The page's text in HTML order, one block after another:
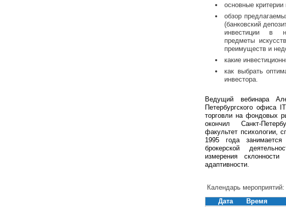
основные
обзор
(банковский
инвестиции в
предметы
преимуществ и
какие
как выбрать
инвестора.
Ведущий вебинара
Петербургского офиса
торговли на фондовых
окончил Санкт-
факультет психологии,
1995 года занимается
брокерской
измерения
адаптивности.
Календарь мероприятий:
Дата
Время